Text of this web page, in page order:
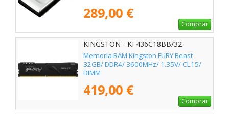
289,00 €
Comprar
KINGSTON - KF436C18BB/32
Memoria RAM Kingston FURY Beast
32GB/ DDR4/ 3600MHz/ 1.35V/ CL15/
DIMM
419,00 €
Comprar